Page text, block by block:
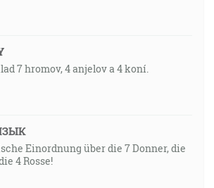
7 hromov, 4 anjelov a 4 koní.
Einordnung über die 7 Donner, die
4 Rosse!